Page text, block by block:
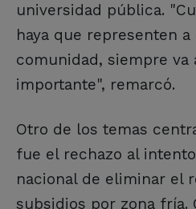
universidad pública.
haya que representen a
comunidad, siempre va
importante", remarcó.
Otro de los temas
fue el rechazo al
nacional de eliminar el
subsidios por zona fría.